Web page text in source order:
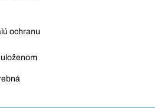
ochranu